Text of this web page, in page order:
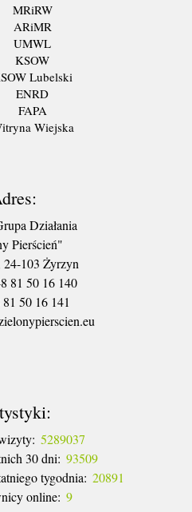
MRiRW
ARiMR
UMWL
KSOW
Lubelski
ENRD
FAPA
Wiejska
Działania
Pierścień"
103 Żyrzyn
81 50 16 140
50 16 141
5289037
30 dni: 93509
tygodnia: 20891
online: 9